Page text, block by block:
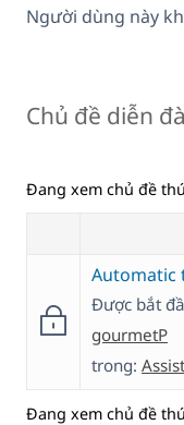
Người dùng này
Chủ đề diễn
Đang xem chủ đề
Automatic
Được bắt
gourmetP
trong:
Đang xem chủ đề